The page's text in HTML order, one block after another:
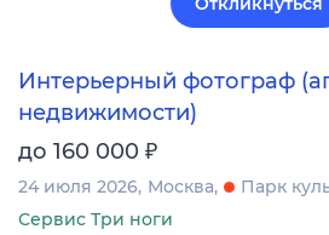
Интерьерный фотограф
недвижимости)
до 160 000 ₽
24 июля 2026 Москва
Парк
Сервис Три ноги